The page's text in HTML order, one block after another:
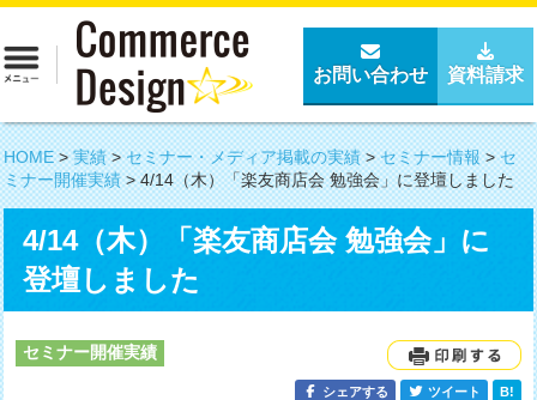
お問い合わせ 資料請求
HOME>実績>セミナー・メディア掲載の実績>セミナー情報>セ
ミナー開催実績>4/14（木）「楽友商店会 勉強会」に登壇しました
4/14（木）「楽友商店会 勉強会」に
登壇しました
セミナー開催実績
シェアする ツイート B!